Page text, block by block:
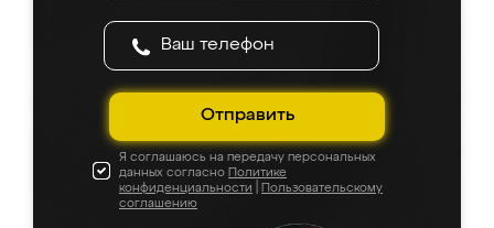
Отправить
Я соглашаюсь на передачу персональных
данных согласно Политике
конфиденциальности
Пользовательскому
соглашению